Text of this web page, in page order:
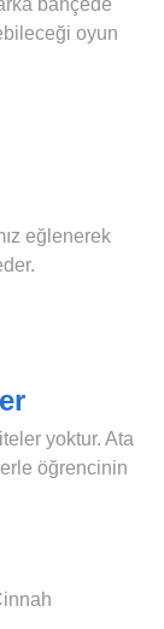
oyun
eğlenerek
yoktur. Ata
öğrencinin